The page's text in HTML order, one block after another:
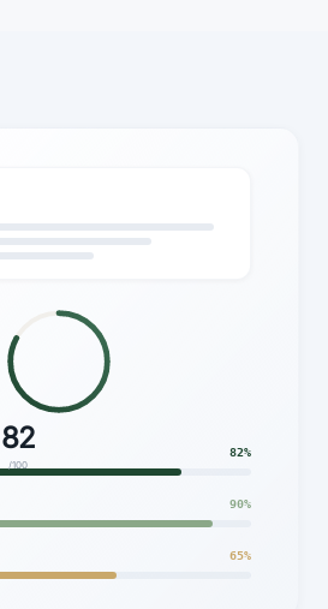
82
/100
82%
90%
65%